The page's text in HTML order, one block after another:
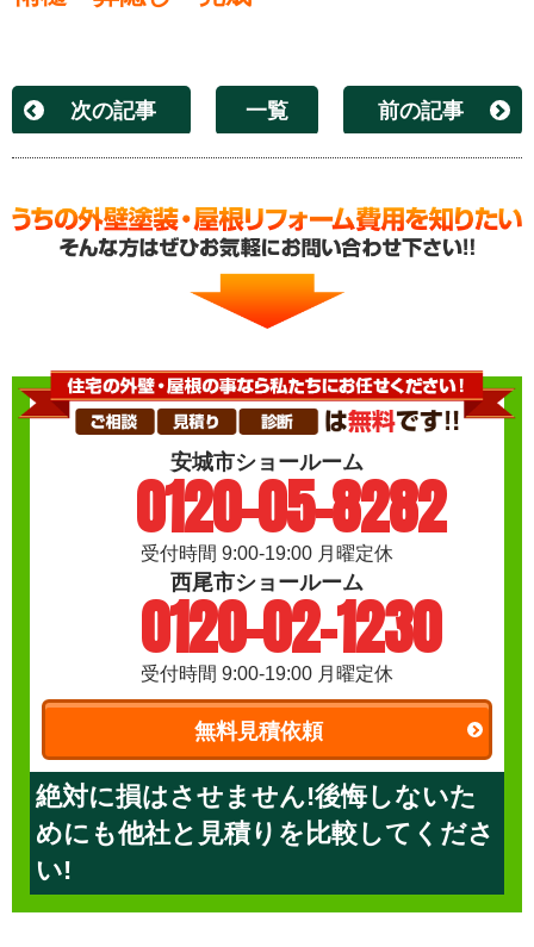
次の記事 一覧 前の記事
安城市ショールーム
0120-05-8282
受付時間 9:00-19:00 月曜定休
西尾市ショールーム
0120-02-1230
受付時間 9:00-19:00 月曜定休
無料見積依頼
絶対に損はさせません!後悔しないた
めにも他社と見積りを比較してくださ
い!